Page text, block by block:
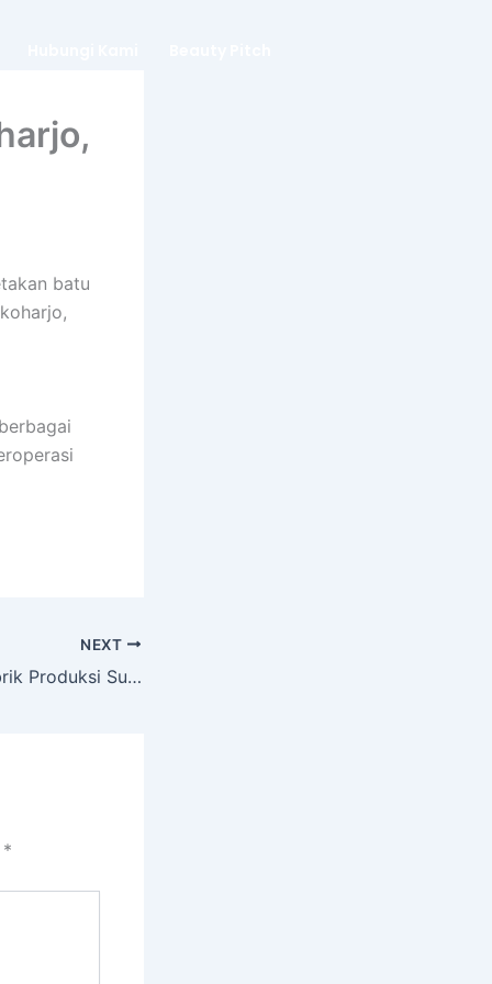
batu
NEXT
OBAT Bangun Pabrik Produksi Suplemen Kesehatan dan Kosmetik
*